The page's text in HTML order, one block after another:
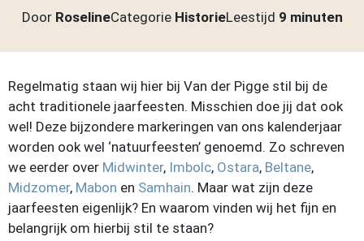
Door RoselineCategorie HistorieLeestijd 9 minuten
Regelmatig staan wij hier bij Van der Pigge stil bij de
acht traditionele jaarfeesten. Misschien doe jij dat ook
wel! Deze bijzondere markeringen van ons kalenderjaar
worden ook wel ‘natuurfeesten’ genoemd. Zo schreven
we eerder over Midwinter, Imbolc, Ostara, Beltane,
Midzomer, Mabon en Samhain. Maar wat zijn deze
jaarfeesten eigenlijk? En waarom vinden wij het fijn en
belangrijk om hierbij stil te staan?